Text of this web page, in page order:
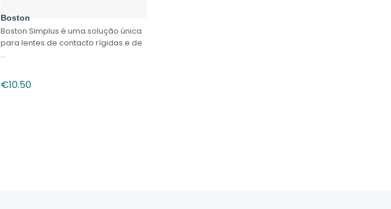
Boston
Boston Simplus é uma solução única
para lentes de contacto rígidas e de
...
€10.50